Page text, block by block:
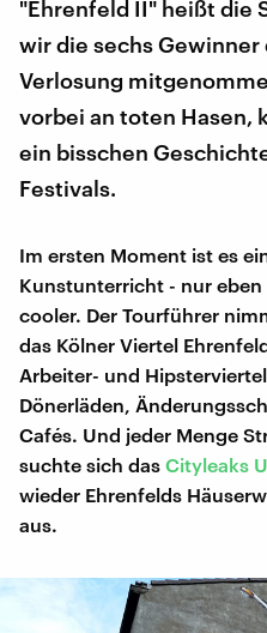
"Ehrenfeld II" heißt die
wir die sechs Gewinner
Verlosung
vorbei an toten Hasen,
ein bisschen
Festivals.
Im ersten Moment ist es
Kunstunterricht - nur
cooler. Der Tourführer
das Kölner Viertel
Arbeiter- und
Dönerläden,
Cafés. Und jeder Menge
suchte sich das Cityleaks
wieder Ehrenfelds
aus.